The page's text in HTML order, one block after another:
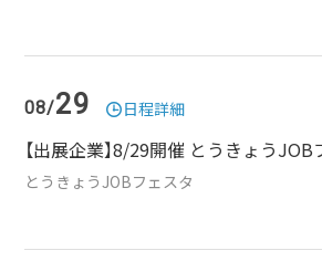
08/29 日程詳細
【出展企業】8/29開催 とうきょうJOB
とうきょうJOBフェスタ